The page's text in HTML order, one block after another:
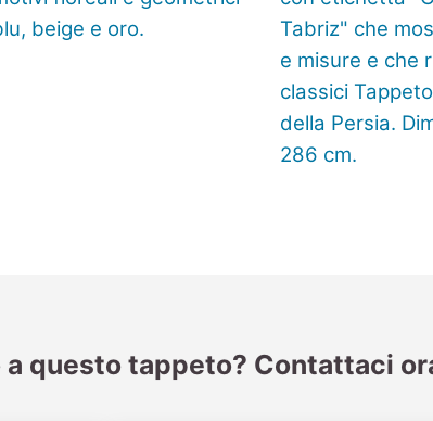
questo tappeto? Contattaci